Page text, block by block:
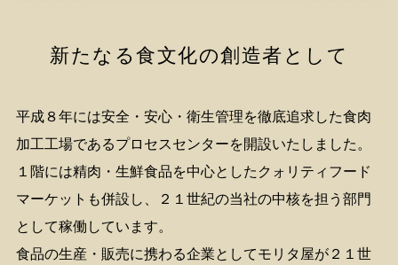
新たなる食文化の創造者として
平成８年には安全・安心・衛生管理を徹底追求した食肉
加工工場であるプロセスセンターを開設いたしました。
１階には精肉・生鮮食品を中心としたクォリティフード
マーケットも併設し、２１世紀の当社の中核を担う部門
として稼働しています。
食品の生産・販売に携わる企業としてモリタ屋が２１世